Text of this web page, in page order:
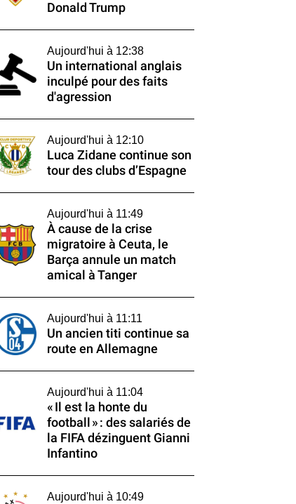
Donald Trump
Aujourd'hui à 12:38
Un international anglais
inculpé pour des faits
d'agression
Aujourd'hui à 12:10
Luca Zidane continue son
tour des clubs d’Espagne
Aujourd'hui à 11:49
À cause de la crise
migratoire à Ceuta, le
Barça annule un match
amical à Tanger
Aujourd'hui à 11:11
Un ancien titi continue sa
route en Allemagne
Aujourd'hui à 11:04
« Il est la honte du
football » : des salariés de
la FIFA dézinguent Gianni
Infantino
Aujourd'hui à 10:49